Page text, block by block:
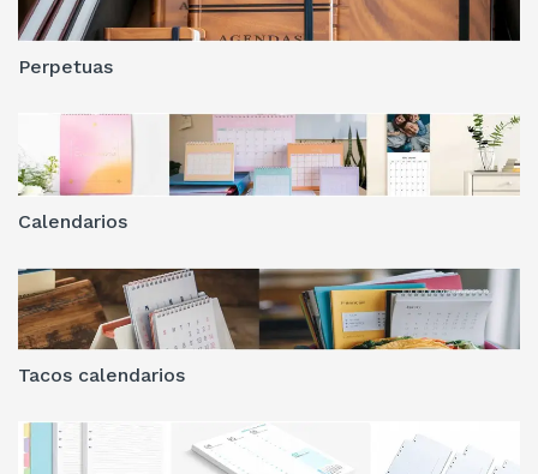
Perpetuas
Calendarios
Tacos calendarios